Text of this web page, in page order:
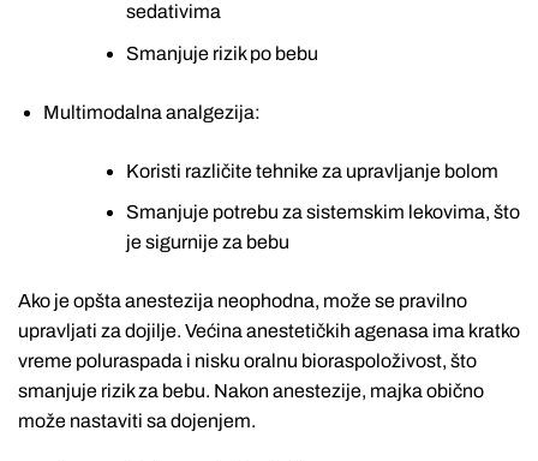
sedativima
Smanjuje rizik po bebu
Multimodalna analgezija:
Koristi različite tehnike za upravljanje bolom
Smanjuje potrebu za sistemskim lekovima, što
je sigurnije za bebu
Ako je opšta anestezija neophodna, može se pravilno
upravljati za dojilje. Većina anestetičkih agenasa ima kratko
vreme poluraspada i nisku oralnu bioraspoloživost, što
smanjuje rizik za bebu. Nakon anestezije, majka obično
može nastaviti sa dojenjem.